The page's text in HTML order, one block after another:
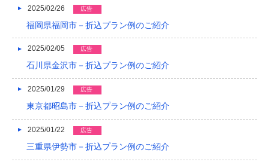
2013/12
2013/11
2013/10
2013/09
2013/08
2025/02/26 広告
福岡県福岡市－折込プラン例のご紹介
2025/02/05 広告
石川県金沢市－折込プラン例のご紹介
2025/01/29 広告
東京都昭島市－折込プラン例のご紹介
2025/01/22 広告
三重県伊勢市－折込プラン例のご紹介